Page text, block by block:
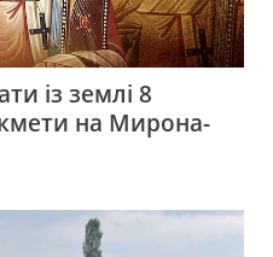
із землі 8
на Мирона-